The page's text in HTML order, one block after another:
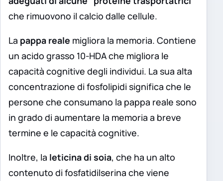
che rimuovono il calcio dalle cellule.
La pappa reale migliora la memoria. Contiene
un acido grasso 10-HDA che migliora le
capacità cognitive degli individui. La sua alta
concentrazione di fosfolipidi significa che le
persone che consumano la pappa reale sono
in grado di aumentare la memoria a breve
termine e le capacità cognitive.
Inoltre, la leticina di soia, che ha un alto
contenuto di fosfatidilserina che viene